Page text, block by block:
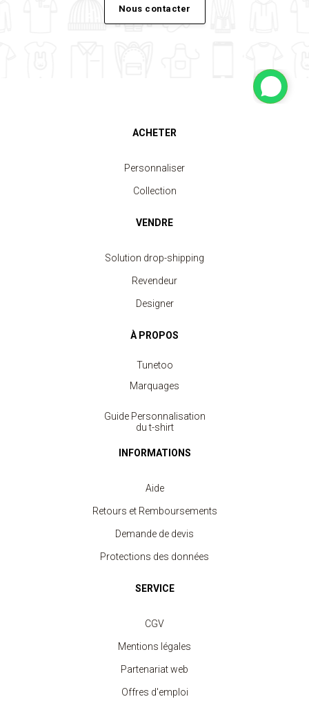
Nous contacter
ACHETER
Personnaliser
Collection
VENDRE
Solution drop-shipping
Revendeur
Designer
À PROPOS
Tunetoo
Marquages
Guide Personnalisation
du t-shirt
INFORMATIONS
Aide
Retours et Remboursements
Demande de devis
Protections des données
SERVICE
CGV
Mentions légales
Partenariat web
Offres d'emploi